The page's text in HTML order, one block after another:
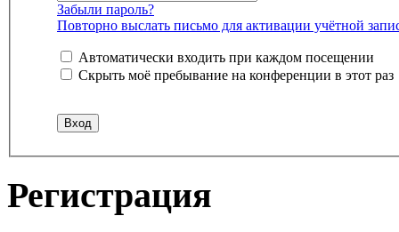
Забыли пароль?
Повторно выслать письмо для активации учётной
Автоматически входить при каждом посещении
Скрыть моё пребывание на конференции в этот раз
Регистрация